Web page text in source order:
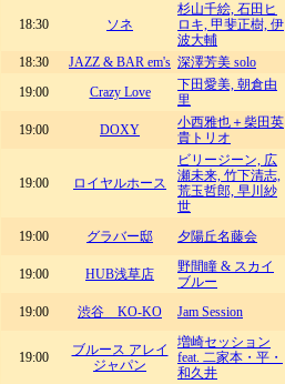
18:30 ソネ
杉山千絵, 石田ヒ
ロキ, 甲斐正樹, 伊
波大輔
18:30
JAZZ & BAR em's 深澤芳美 solo
19:00
Crazy Love
下田愛美, 朝倉由
里
19:00 DOXY
小西雅也＋柴田英
貴トリオ
19:00 ロイヤルホース
ビリージーン, 広
瀬未来, 竹下清志,
荒玉哲郎, 早川紗
世
19:00 グラバー邸 夕陽丘名藤会
19:00
HUB浅草店
野間瞳 & スカイ
ブルー
19:00 渋谷 KO-KO Jam Session
19:00
ブルース アレイ
ジャパン
増崎セッション
feat. 二家本・平・
和久井